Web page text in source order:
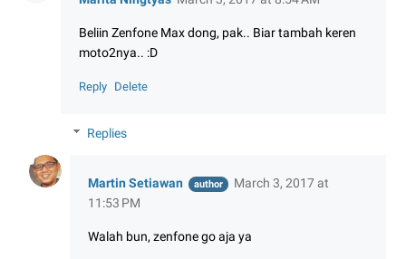
Beliin Zenfone Max dong, pak.. Biar tambah keren
moto2nya.. :D
Reply Delete
Replies
Martin Setiawan
March 3, 2017 at
11:53 PM
Walah bun, zenfone go aja ya